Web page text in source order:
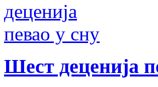
Шест деценија